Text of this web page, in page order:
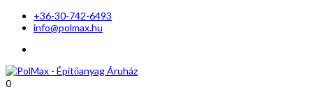
+36-30-742-6493
info@polmax.hu
0